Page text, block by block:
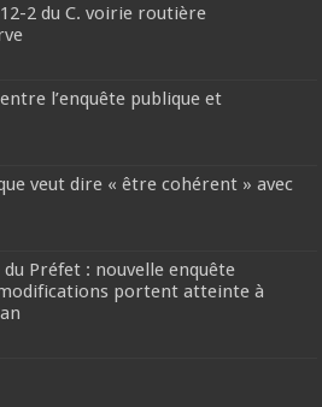
2 du C. voirie routière
l’enquête publique et
veut dire « être cohérent » avec
Préfet : nouvelle enquête
portent atteinte à